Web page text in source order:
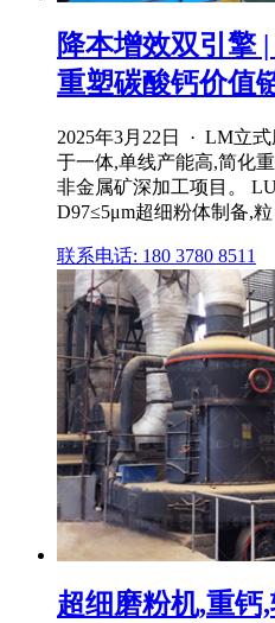
降本增效双引擎
重塑碳酸钙价值
2025年3月22日 · LM立
于一体,单线产能高,简化
非金属矿深加工项目。
D97≤5μm超细粉体制备,粒
联系电话: 180 3780 8511
超细磨粉机,重钙